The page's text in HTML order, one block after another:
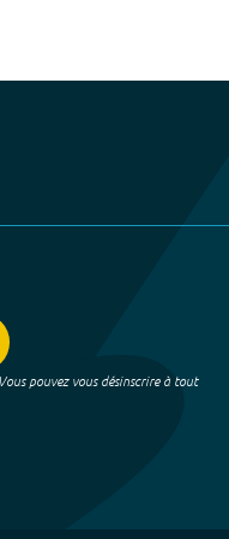
pouvez vous désinscrire à tout